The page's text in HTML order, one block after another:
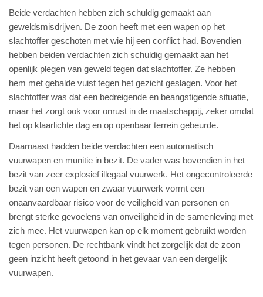
Beide verdachten hebben zich schuldig gemaakt aan
geweldsmisdrijven. De zoon heeft met een wapen op het
slachtoffer geschoten met wie hij een conflict had. Bovendien
hebben beiden verdachten zich schuldig gemaakt aan het
openlijk plegen van geweld tegen dat slachtoffer. Ze hebben
hem met gebalde vuist tegen het gezicht geslagen. Voor het
slachtoffer was dat een bedreigende en beangstigende situatie,
maar het zorgt ook voor onrust in de maatschappij, zeker omdat
het op klaarlichte dag en op openbaar terrein gebeurde.
Daarnaast hadden beide verdachten een automatisch
vuurwapen en munitie in bezit. De vader was bovendien in het
bezit van zeer explosief illegaal vuurwerk. Het ongecontroleerde
bezit van een wapen en zwaar vuurwerk vormt een
onaanvaardbaar risico voor de veiligheid van personen en
brengt sterke gevoelens van onveiligheid in de samenleving met
zich mee. Het vuurwapen kan op elk moment gebruikt worden
tegen personen. De rechtbank vindt het zorgelijk dat de zoon
geen inzicht heeft getoond in het gevaar van een dergelijk
vuurwapen.